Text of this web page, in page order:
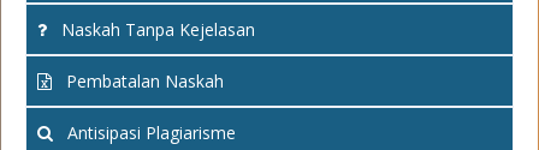
Naskah Tanpa Kejelasan
Pembatalan Naskah
Antisipasi Plagiarisme